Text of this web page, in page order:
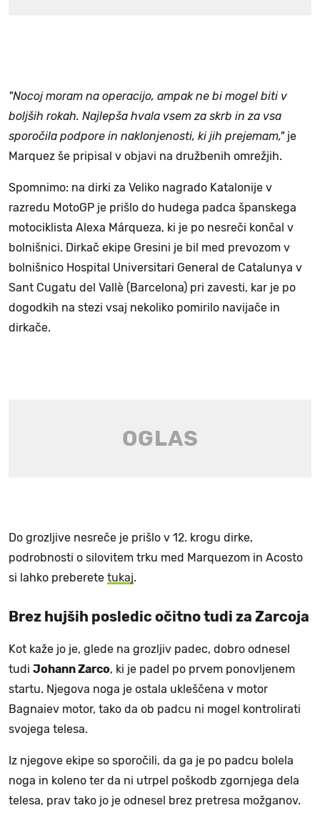
"Nocoj moram na operacijo, ampak ne bi mogel biti v
boljših rokah. Najlepša hvala vsem za skrb in za vsa
sporočila podpore in naklonjenosti, ki jih prejemam,"je
Marquez še pripisal v objavi na družbenih omrežjih.
Spomnimo: na dirki za Veliko nagrado Katalonije v
razredu MotoGP je prišlo do hudega padca španskega
motociklista Alexa Márqueza, ki je po nesreči končal v
bolnišnici. Dirkač ekipe Gresini je bil med prevozom v
bolnišnico Hospital Universitari General de Catalunya v
Sant Cugatu del Vallè (Barcelona) pri zavesti, kar je po
dogodkih na stezi vsaj nekoliko pomirilo navijače in
dirkače.
Do grozljive nesreče je prišlo v 12. krogu dirke,
podrobnosti o silovitem trku med Marquezom in Acosto
si lahko preberete tukaj.
Brez hujših posledic očitno tudi za Zarcoja
Kot kaže jo je, glede na grozljiv padec, dobro odnesel
tudi Johann Zarco, ki je padel po prvem ponovljenem
startu. Njegova noga je ostala ukleščena v motor
Bagnaiev motor, tako da ob padcu ni mogel kontrolirati
svojega telesa.
Iz njegove ekipe so sporočili, da ga je po padcu bolela
noga in koleno ter da ni utrpel poškodb zgornjega dela
telesa, prav tako jo je odnesel brez pretresa možganov.